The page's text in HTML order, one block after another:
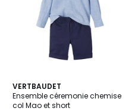
VERTBAUDET
Ensemble céremonie chemise
col Mao et short
2
Couleurs